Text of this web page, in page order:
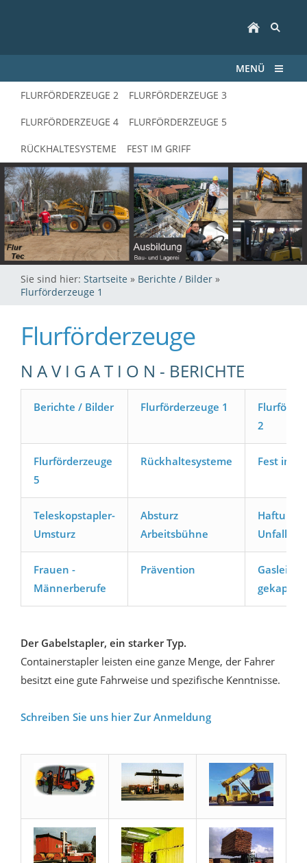
MENÜ
FLURFÖRDERZEUGE 2 FLURFÖRDERZEUGE 3
FLURFÖRDERZEUGE 4 FLURFÖRDERZEUGE 5
RÜCKHALTESYSTEME FEST IM GRIFF
Sie sind hier: Startseite » Berichte / Bilder »
Flurförderzeuge 1
Flurförderzeuge
N A V I G A T I O N - BERICHTE
Berichte / Bilder Flurförderzeuge 1
2
Flurförderzeuge
5
Rückhaltesysteme Fest im
Teleskopstapler-
Umsturz
Absturz
Arbeitsbühne
Haftung
Unfall
Frauen -
Männerberufe
Prävention
gekappt
Der Gabelstapler, ein starker Typ.
Containerstapler leisten eine ganze Menge, der Fahrer
besitzt eine gute Fahrweise und spezifische Kenntnisse.
Schreiben Sie uns hier Zur Anmeldung